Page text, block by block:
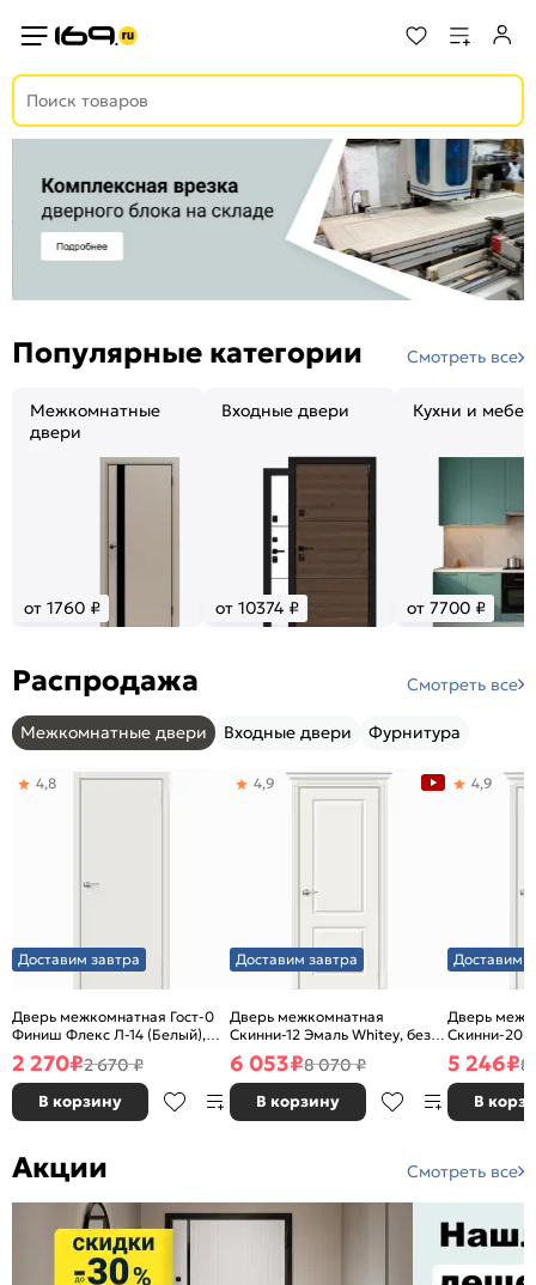
Популярные категории Смотреть все
Межкомнатные
двери
от 1760 ₽
Входные двери
от 10374 ₽
Кухни и
от 7700 ₽
Распродажа Смотреть все
Межкомнатные двери Входные двери Фурнитура
Доставим завтра
Дверь межкомнатная Гост-0
Финиш Флекс Л-14 (Белый),
глухая, каркасно-щитовая
4,8
2 270₽2 670 ₽
В корзину
Доставим завтра
Дверь межкомнатная
Скинни-12 Эмаль Whitey, без
декора, глухая, без стекла,
без кромки, скиновая
4,9
6 053₽8 070 ₽
В корзину
Доставим
Дверь
Скинни-20
декора,
без кромки,
4,9
5 246₽8
В
Акции Смотреть все